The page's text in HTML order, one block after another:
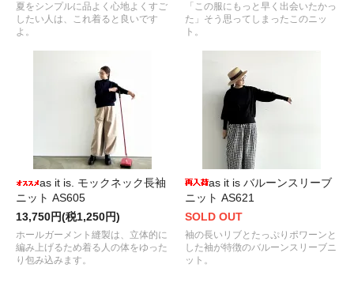
夏をシンプルに品よく心地よくすご
したい人は、これ着ると良いです
よ。
「この服にもっと早く出会いたかっ
た」そう思ってしまったこのニッ
ト。
as it is. モックネック長袖
ニット AS605
13,750円(税1,250円)
ホールガーメント縫製は、立体的に
編み上げるため着る人の体をゆった
り包み込みます。
as it is バルーンスリーブ
ニット AS621
SOLD OUT
袖の長いリブとたっぷりポワーンと
した袖が特徴のバルーンスリーブニ
ット。